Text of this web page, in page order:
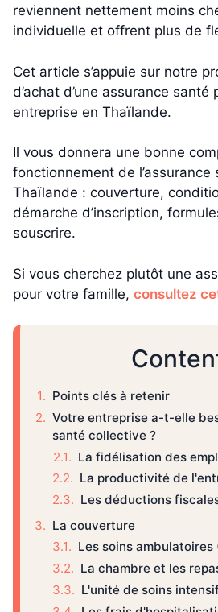
reviennent nettement moins
individuelle et offrent plus de
Cet article s’appuie sur notre
d’achat d’une assurance santé
entreprise en Thaïlande.
Il vous donnera une bonne
fonctionnement de l’assurance
Thaïlande : couverture,
démarche d’inscription,
souscrire.
Si vous cherchez plutôt une
pour votre famille, consultez
Points clés à retenir
Votre entreprise a-t-elle
santé collective ?
La fidélisation des
La productivité de
Les déductions
La couverture
Les soins ambulatoires
La chambre et les
L'unité de soins